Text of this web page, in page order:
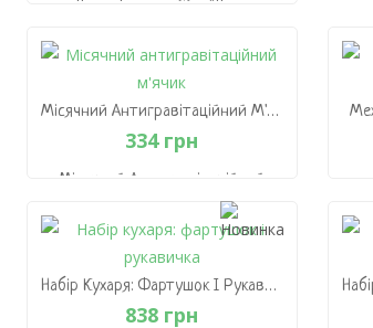
Липка Багатоніжка "Дика
215 грн
В Кошик Місячний Антигравітаційний М'ячик
334 грн
Місячний Антигравітаційний
334 грн
В Кошик Набір Кухаря: Фартушок І Рукавичка
838 грн